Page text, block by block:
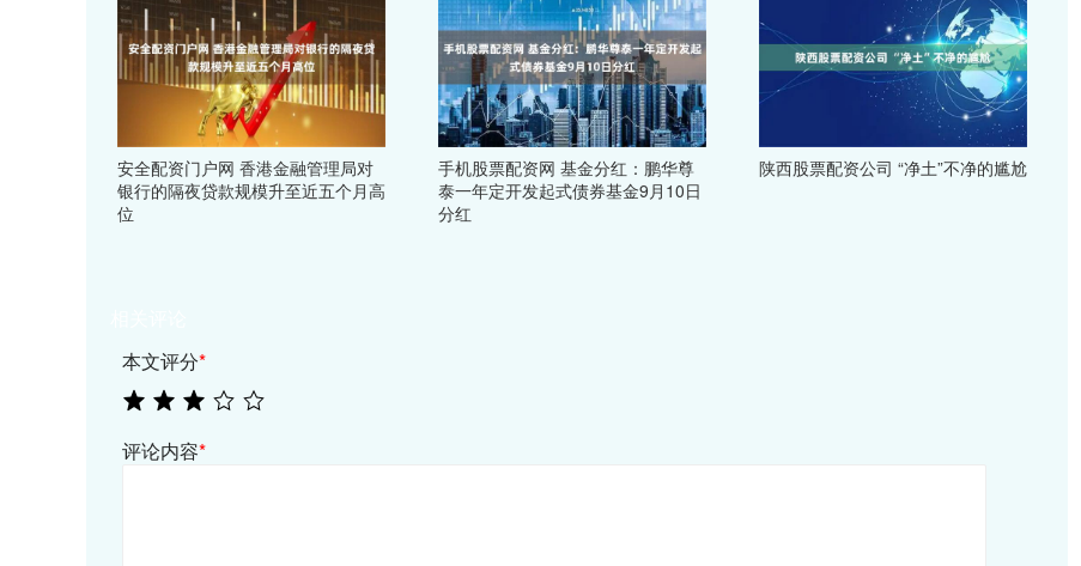
安全配资门户网 香港金融管理局对
银行的隔夜贷款规模升至近五个月高
位
手机股票配资网 基金分红：鹏华尊
泰一年定开发起式债券基金9月10日
分红
陕西股票配资公司 “净土”不净的尴尬
本文评分*
评论内容*